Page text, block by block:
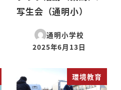
写生会（通明小）
通明小学校
投稿日
2025年6月13日
環境教育